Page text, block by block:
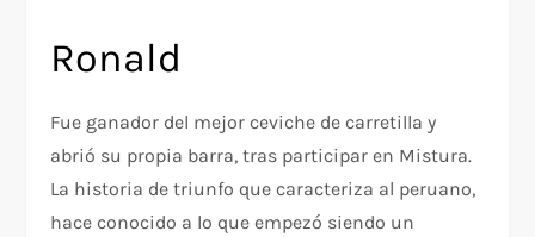
Ronald
Fue ganador del mejor ceviche de carretilla y
abrió su propia barra, tras participar en Mistura.
La historia de triunfo que caracteriza al peruano,
hace conocido a lo que empezó siendo un